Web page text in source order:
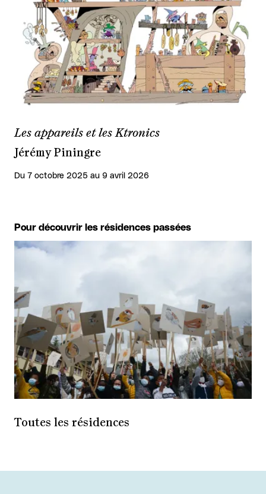
Les appareils et les Ktronics
Jérémy Piningre
Du 7 octobre 2025 au 9 avril 2026
Pour découvrir les résidences passées
Toutes les résidences